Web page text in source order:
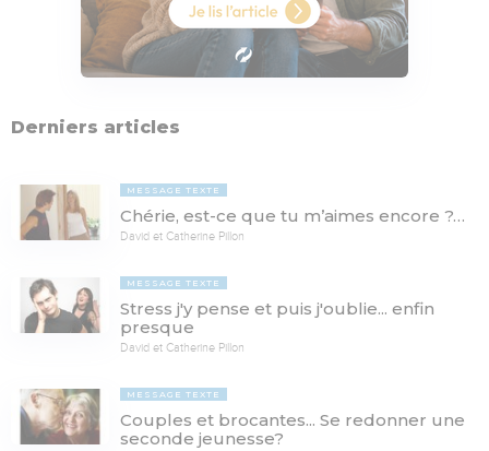
Derniers articles
MESSAGE TEXTE
Chérie, est-ce que tu m’aimes encore ?…
David et Catherine Pillon
MESSAGE TEXTE
Stress j'y pense et puis j'oublie... enfin
presque
David et Catherine Pillon
MESSAGE TEXTE
Couples et brocantes... Se redonner une
seconde jeunesse?